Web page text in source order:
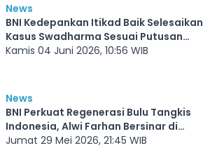
News
BNI Kedepankan Itikad Baik Selesaikan
Kasus Swadharma Sesuai Putusan
Pengadilan
Kamis 04 Juni 2026, 10:56 WIB
News
BNI Perkuat Regenerasi Bulu Tangkis
Indonesia, Alwi Farhan Bersinar di
Singapore Open
Jumat 29 Mei 2026, 21:45 WIB